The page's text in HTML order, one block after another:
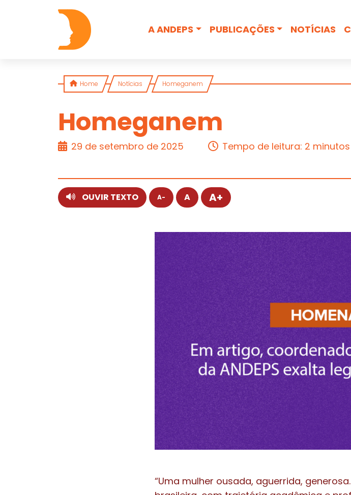
Skip to content
A ANDEPS
PUBLICAÇÕES NOTÍCIAS
NOTA
Home Notícias Homeganem
Homeganem
29 de setembro de 2025 Tempo de leitura: 2 minutos
OUVIR TEXTO A- A A+
“Uma mulher ousada, aguerrida,